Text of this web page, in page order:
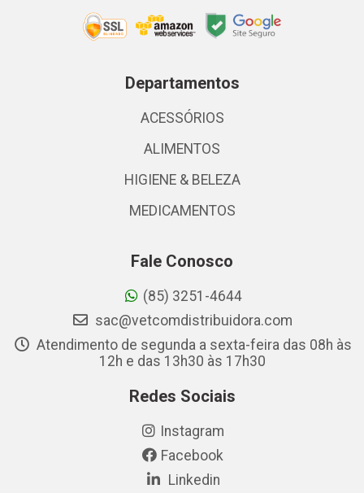
Departamentos
ACESSÓRIOS
ALIMENTOS
HIGIENE & BELEZA
MEDICAMENTOS
Fale Conosco
(85) 3251-4644
sac@vetcomdistribuidora.com
Atendimento de segunda a sexta-feira das 08h às
12h e das 13h30 às 17h30
Redes Sociais
Instagram
Facebook
Linkedin